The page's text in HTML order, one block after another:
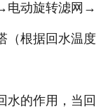
动旋转滤网→
根据回水温度
的作用，当回